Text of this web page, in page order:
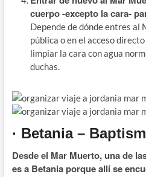
cuerpo -excepto la cara-
Depende de dónde entres al
pública o en el acceso
limpiar la cara con agua
duchas.
· Betania –
Desde el Mar Muerto, una de
es a Betania porque allí se